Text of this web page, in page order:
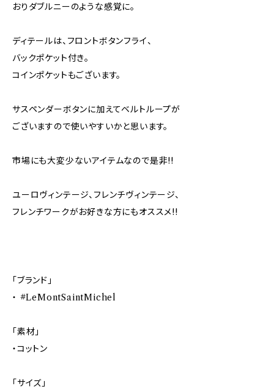
おりダブルニーのような感覚に。
ディテールは、フロントボタンフライ、
バックポケット付き。
コインポケットもございます。
サスペンダーボタンに加えてベルトループが
ございますので使いやすいかと思います。
市場にも大変少ないアイテムなので是非!!
ユーロヴィンテージ、フレンチヴィンテージ、
フレンチワークがお好きな方にもオススメ!!
「ブランド」
・ #LeMontSaintMichel
「素材」
・コットン
「サイズ」